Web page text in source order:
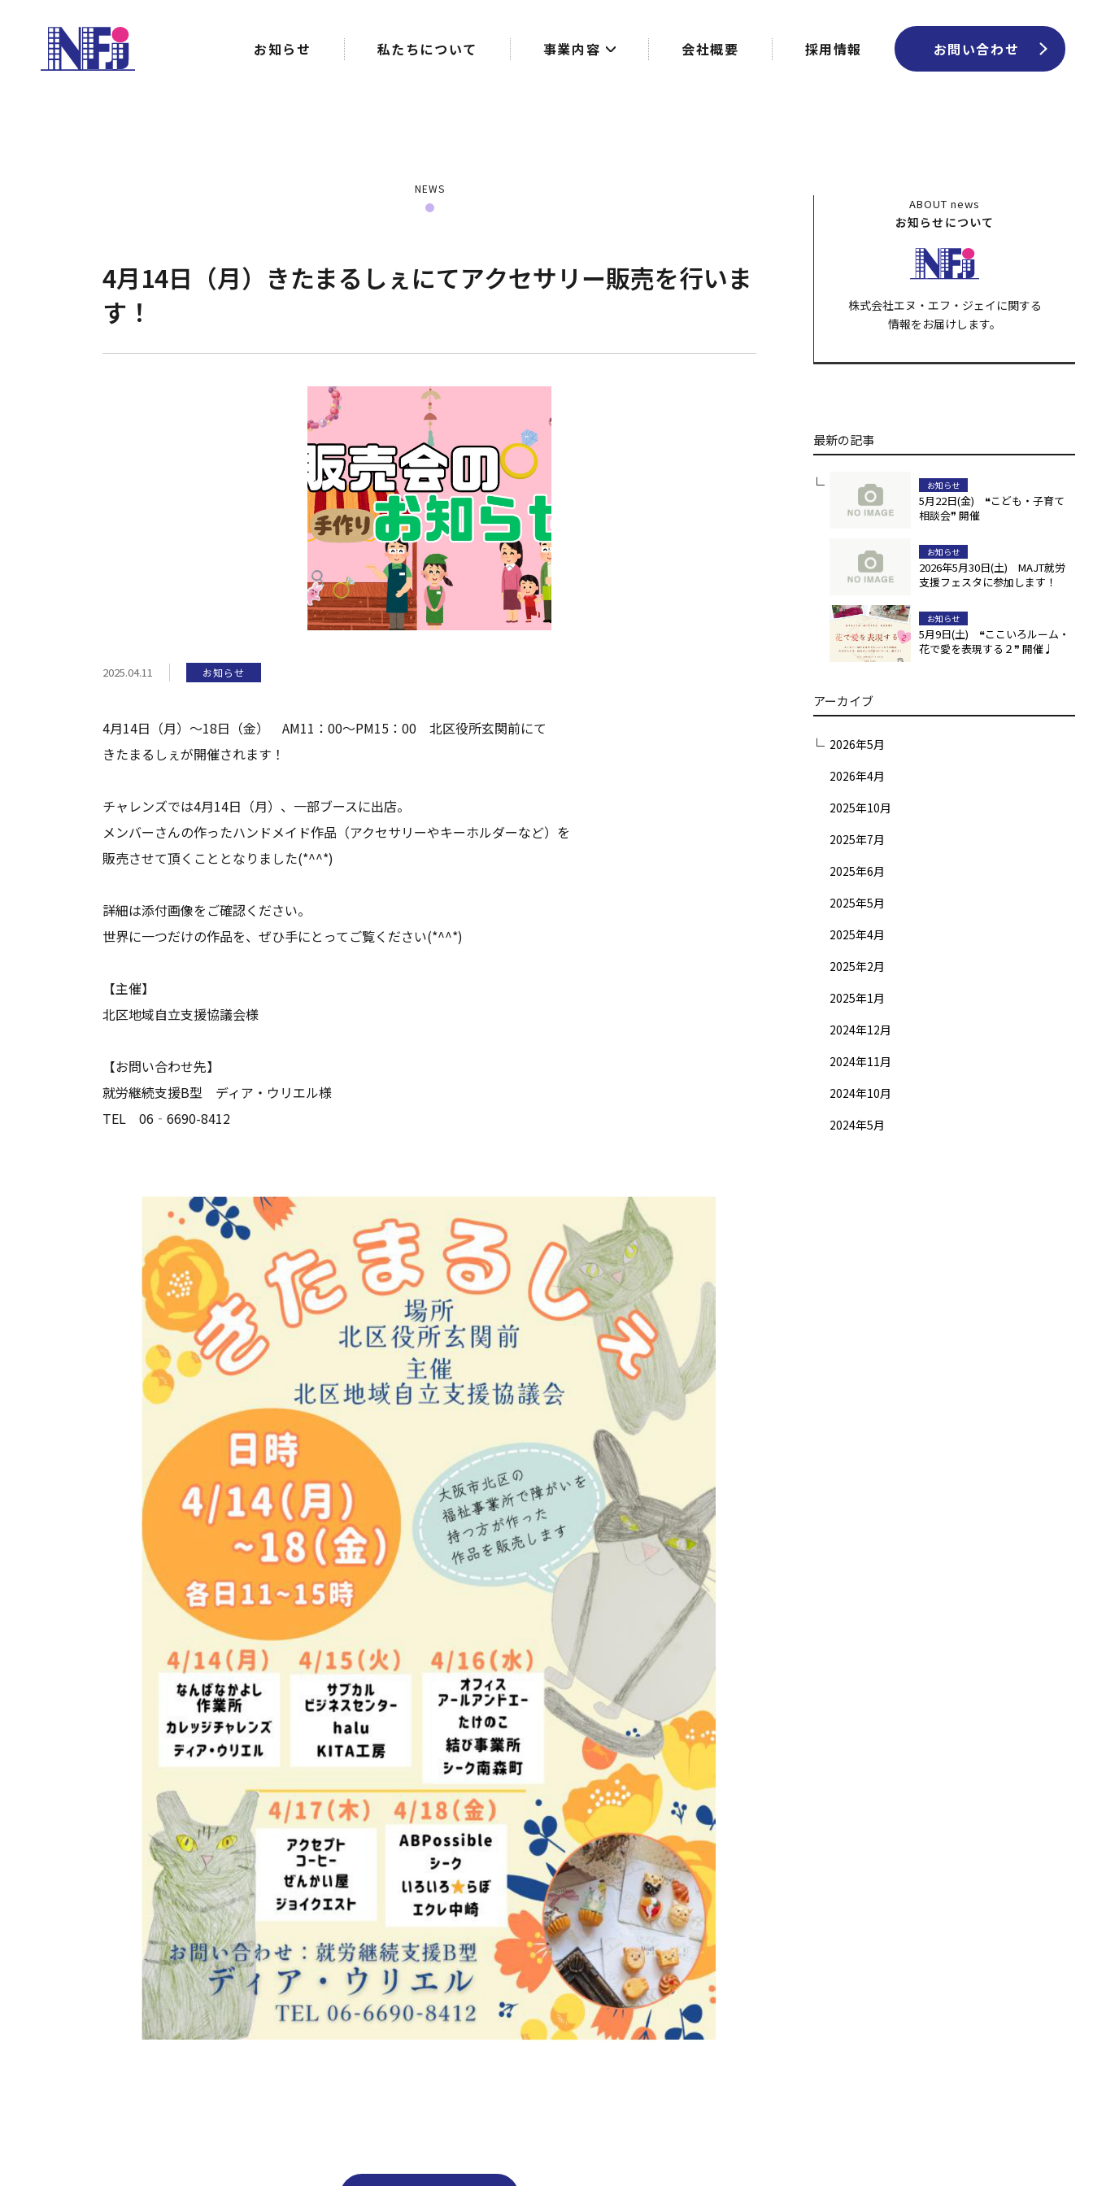
お知らせ 私たちについて 事業内容 会社概要 採用情報 お問い合わせ
4月14日（月）きたまるしぇにてアクセサリー販売を行いま
す！
NEWS
2025.04.11 お知らせ
4月14日（月）～18日（金） AM11：00～PM15：00 北区役所玄関前にて
きたまるしぇが開催されます！
チャレンズでは4月14日（月）、一部ブースに出店。
メンバーさんの作ったハンドメイド作品（アクセサリーやキーホルダーなど）を
販売させて頂くこととなりました(*^^*)
詳細は添付画像をご確認ください。
世界に一つだけの作品を、ぜひ手にとってご覧ください(*^^*)
【主催】
北区地域自立支援協議会様
【お問い合わせ先】
就労継続支援B型 ディア・ウリエル様
TEL 06‐6690-8412
ABOUTnews
お知らせについて
株式会社エヌ・エフ・ジェイに関する
情報をお届けします。
最新の記事
お知らせ
5月22日(金) ❝こども・子育て
相談会❞ 開催
お知らせ
2026年5月30日(土) MAJT就労
支援フェスタに参加します！
お知らせ
5月9日(土) ❝ここいろルーム・
花で愛を表現する２❞ 開催♩
アーカイブ
2026年5月
2026年4月
2025年10月
2025年7月
2025年6月
2025年5月
2025年4月
2025年2月
2025年1月
2024年12月
2024年11月
2024年10月
2024年5月